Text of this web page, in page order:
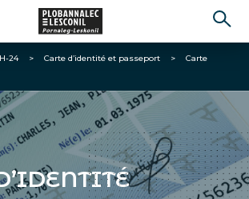
24 > Carte d’identité et passeport >
Carte